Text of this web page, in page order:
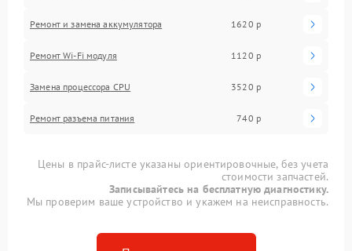
Ремонт и замена аккумулятора 1620 р
Ремонт Wi-Fi модуля 1120 р
Замена процессора CPU 3520 р
Ремонт разъема питания 740 р
Цены в прайс-листе указаны ориентировочные, без учета
стоимости запчастей.
Записывайтесь на бесплатную диагностику.
Мы проверим ваше устройство и укажем на неисправность.